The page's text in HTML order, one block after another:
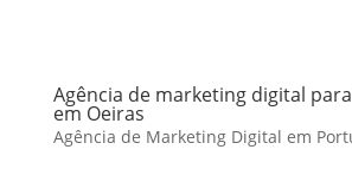
Agência de marketing digital
em Oeiras
Agência de Marketing Digital em